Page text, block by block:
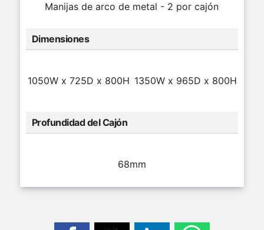
Manijas de arco de metal - 2 por cajón
Dimensiones
1050W x 725D x 800H 1350W x 965D x 800H
Profundidad del Cajón
68mm